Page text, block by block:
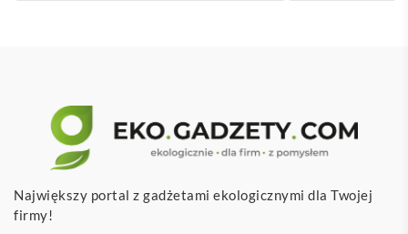
Największy portal z gadżetami ekologicznymi dla Twojej
firmy!